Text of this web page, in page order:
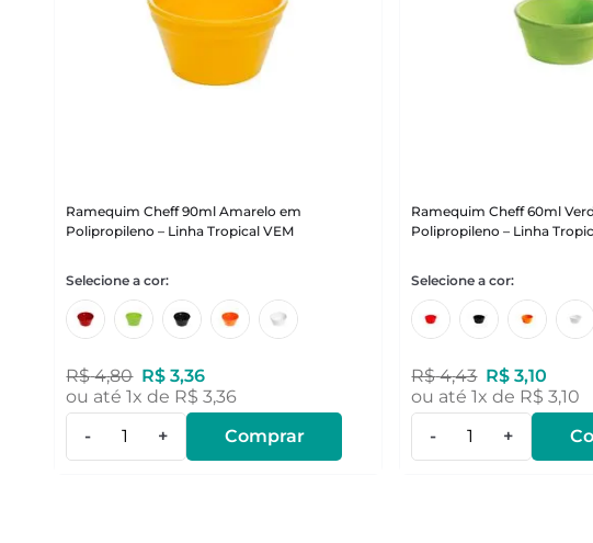
Ramequim Cheff 90ml Amarelo em
Polipropileno – Linha Tropical VEM
R$ 4,80 R$ 3,36
ou até1x de R$ 3,36
-
+ Comprar
Ramequim Cheff 60ml
Polipropileno – Linha
R$ 4,43 R$ 3,10
ou até1x de R$ 3,10
-
+